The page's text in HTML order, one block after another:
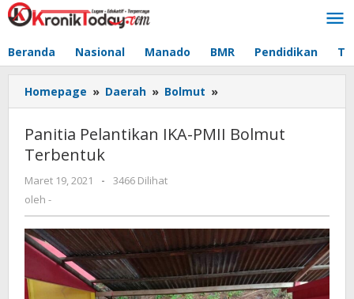
Lewati
ke
Beranda Nasional Manado BMR Pendidikan
Homepage » Daerah » Bolmut »
Pelantikan
PMII
Panitia Pelantikan IKA-PMII Bolmut
Terbentuk
Maret 19, 2021
oleh
-
3466 Dilihat
oleh -